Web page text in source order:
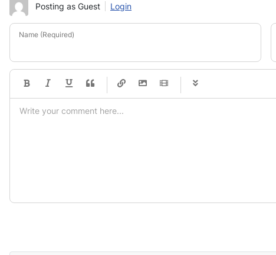
Posting as Guest Login
Name (Required)
-
-
-
-